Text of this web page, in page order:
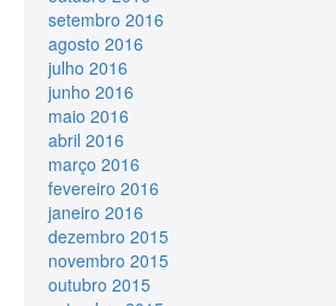
setembro 2016
agosto 2016
julho 2016
junho 2016
maio 2016
abril 2016
março 2016
fevereiro 2016
janeiro 2016
dezembro 2015
novembro 2015
outubro 2015